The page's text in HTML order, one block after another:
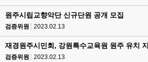
원주시립교향악단 신규단원 공개 모집
검증위원 2023.02.13
재경원주시민회, 강원특수교육원 원주 유치
검증위원 2023.02.13